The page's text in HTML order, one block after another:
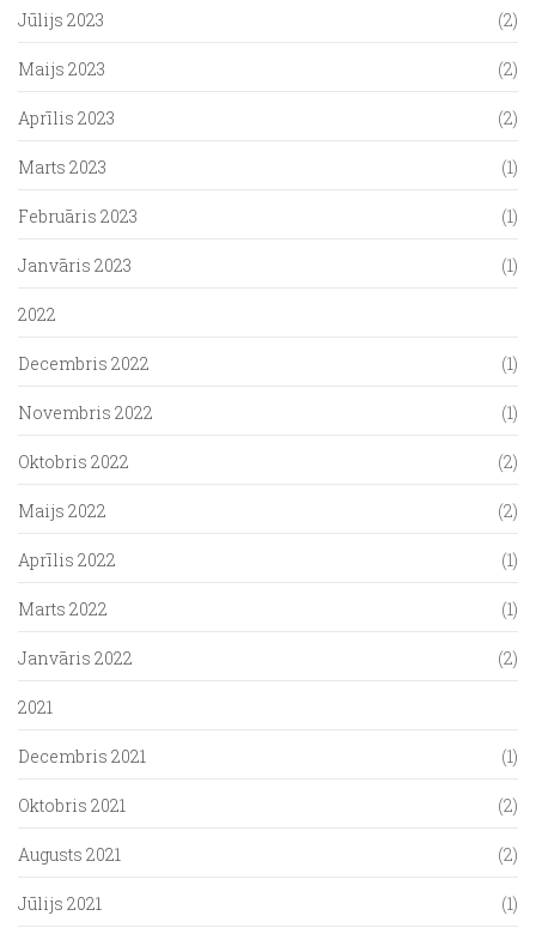
Jūlijs 2023 (2)
Maijs 2023 (2)
Aprīlis 2023 (2)
Marts 2023 (1)
Februāris 2023 (1)
Janvāris 2023 (1)
2022
Decembris 2022 (1)
Novembris 2022 (1)
Oktobris 2022 (2)
Maijs 2022 (2)
Aprīlis 2022 (1)
Marts 2022 (1)
Janvāris 2022 (2)
2021
Decembris 2021 (1)
Oktobris 2021 (2)
Augusts 2021 (2)
Jūlijs 2021 (1)